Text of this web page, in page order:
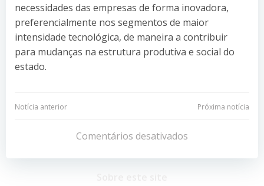
necessidades das empresas de forma inovadora,
preferencialmente nos segmentos de maior
intensidade tecnológica, de maneira a contribuir
para mudanças na estrutura produtiva e social do
estado.
Navegação
Post
Notícia anterior
Navegação
de
Post
Próxima notícia
Comentários desativados